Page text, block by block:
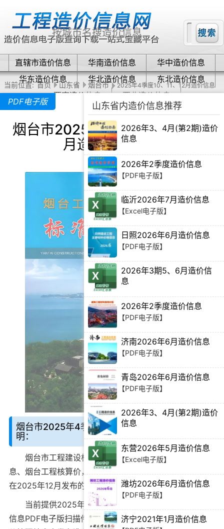
直辖市造价信息 华南造价信息
华中造价信息
华东造价信息
华北造价信息
东北造价信息
西南造价信息
西北造价信息
当前位置: 首页 山东省 烟台市 2025年4季度10、11、12月造价信息
PDF电子版
烟台市2025年4季度10、11、12
月造价信息下载
烟台市2025年4季度10、11、12月造价信息说
明：
烟台市工程建设标准造价管理期刊别名烟台造价信
息、烟台工程核算价，由烟台市建设工程造价管理站官方
在2025年12月 发布的建筑材料价格信息。
当前提供2025年4季度10、11、12月烟台市工程造价
信息PDF电子版扫描件下载，所下载造价信息与烟台市造
山东省内造价信息推荐
2026年3、4月(第2期)造价
信息
2026年2季度造价信息
【PDF电子版】
临沂2026年7月造价信息
【Excel电子版】
日照2026年6月造价信息
【PDF电子版】
2026年3期5、6月造价信
息
2026年2季度造价信息
【PDF电子版】
济南2026年6月造价信息
【PDF电子版】
青岛2026年6月造价信息
【PDF电子版】
2026年3、4月(第2期)造价
信息
东营2026年5月造价信息
【Excel电子版】
潍坊2026年6月造价信息
【PDF电子版】
济宁2021年1月造价信息